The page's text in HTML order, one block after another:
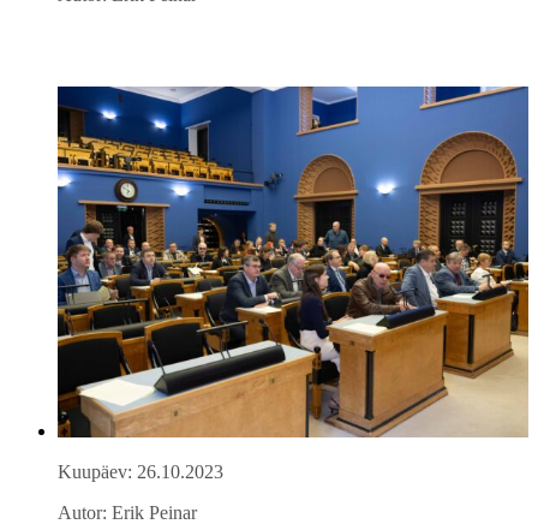
Kuupäev: 26.10.2023
Autor: Erik Peinar